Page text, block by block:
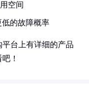
空间
的故障概率
台上有详细的产品
！